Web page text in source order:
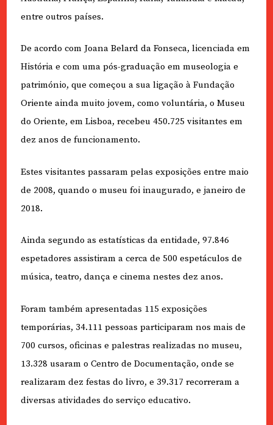
entre outros países.
De acordo com Joana Belard da Fonseca, licenciada em
História e com uma pós-graduação em museologia e
património, que começou a sua ligação à Fundação
Oriente ainda muito jovem, como voluntária, o Museu
do Oriente, em Lisboa, recebeu 450.725 visitantes em
dez anos de funcionamento.
Estes visitantes passaram pelas exposições entre maio
de 2008, quando o museu foi inaugurado, e janeiro de
2018.
Ainda segundo as estatísticas da entidade, 97.846
espetadores assistiram a cerca de 500 espetáculos de
música, teatro, dança e cinema nestes dez anos.
Foram também apresentadas 115 exposições
temporárias, 34.111 pessoas participaram nos mais de
700 cursos, oficinas e palestras realizadas no museu,
13.328 usaram o Centro de Documentação, onde se
realizaram dez festas do livro, e 39.317 recorreram a
diversas atividades do serviço educativo.